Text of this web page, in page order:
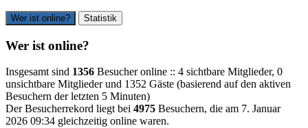
Wer ist online? Statistik
Wer ist online?
Insgesamt sind 1356 Besucher online :: 4 sichtbare Mitglieder, 0
unsichtbare Mitglieder und 1352 Gäste (basierend auf den aktiven
Besuchern der letzten 5 Minuten)
Der Besucherrekord liegt bei 4975 Besuchern, die am 7. Januar
2026 09:34 gleichzeitig online waren.